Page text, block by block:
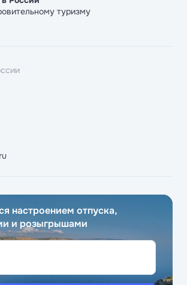
туризму
настроением отпуска,
и розыгрышами